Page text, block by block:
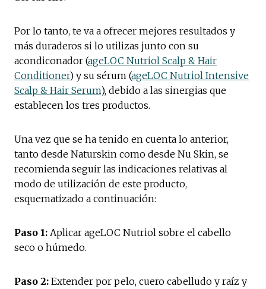
Por lo tanto, te va a ofrecer mejores resultados y
más duraderos si lo utilizas junto con su
acondiconador (ageLOC Nutriol Scalp & Hair
Conditioner) y su sérum (ageLOC Nutriol Intensive
Scalp & Hair Serum), debido a las sinergias que
establecen los tres productos.
Una vez que se ha tenido en cuenta lo anterior,
tanto desde Naturskin como desde Nu Skin, se
recomienda seguir las indicaciones relativas al
modo de utilización de este producto,
esquematizado a continuación:
Paso 1: Aplicar ageLOC Nutriol sobre el cabello
seco o húmedo.
Paso 2: Extender por pelo, cuero cabelludo y raíz y